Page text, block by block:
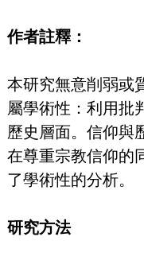
作者註釋：
本研究無意削弱或
屬學術性：利用批
歷史層面。信仰與
在尊重宗教信仰的
了學術性的分析。
研究方法